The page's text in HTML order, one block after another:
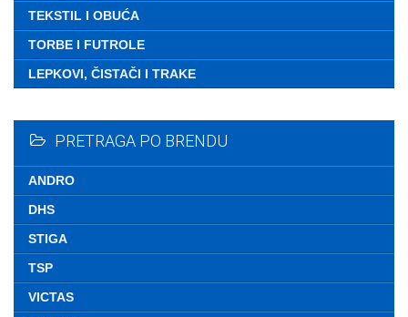
TEKSTIL I OBUĆA
TORBE I FUTROLE
LEPKOVI, ČISTAČI I TRAKE
PRETRAGA PO BRENDU
ANDRO
DHS
STIGA
TSP
VICTAS